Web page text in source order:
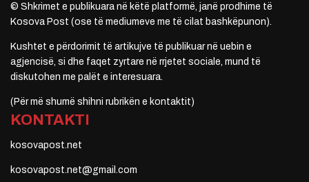
© Shkrimet e publikuara në këtë platformë, janë prodhime të
Kosova Post (ose të mediumeve me të cilat bashkëpunon).
Kushtet e përdorimit të artikujve të publikuar në uebin e
agjencisë, si dhe faqet zyrtare në rrjetet sociale, mund të
diskutohen me palët e interesuara.
(Për më shumë shihni rubrikën e kontaktit)
KONTAKTI
kosovapost.net
kosovapost.net@gmail.com